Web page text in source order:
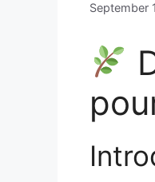
September